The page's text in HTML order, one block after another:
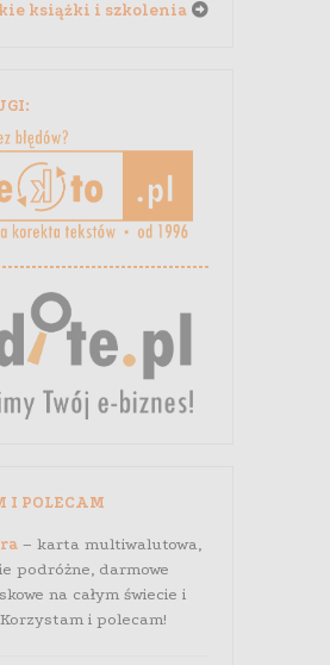
książki i szkolenia
I POLECAM
– karta multiwalutowa,
podróżne, darmowe
na całym świecie i
i polecam!